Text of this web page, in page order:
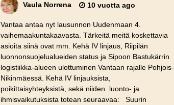
Vaula Norrena 10 vuotta ago
Vantaa antaa nyt lausunnon Uudenmaan 4.
vaihemaakuntakaavasta. Tärkeitä meitä koskettavia
asioita siinä ovat mm. Kehä IV linjaus, Riipilän
luonnonsuojelualueiden status ja Sipoon Bastukärrin
logistiikka-alueen ulottuminen Vantaan rajalle Pohjois-
Nikinmäessä. Kehä IV linjauksista,
poikittaisyhteyksistä, sekä niiden luonto- ja
ihmisvaikutuksista totean seuraavaa: Suurin